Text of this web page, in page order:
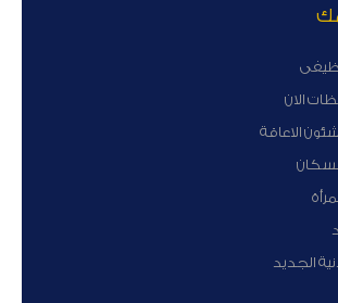
الان
الاعاقة
الجديد